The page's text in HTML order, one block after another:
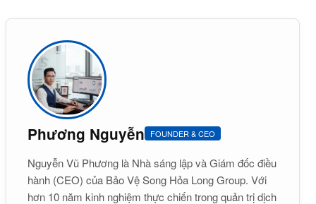
Phương Nguyễn FOUNDER & CEO
Nguyễn Vũ Phương là Nhà sáng lập và Giám đốc điều
hành (CEO) của Bảo Vệ Song Hỏa Long Group. Với
hơn 10 năm kinh nghiệm thực chiến trong quản trị dịch